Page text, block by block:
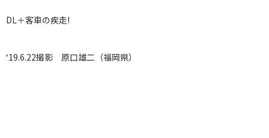
DL＋客車の疾走!
‘19.6.22撮影 原口雄二（福岡県）